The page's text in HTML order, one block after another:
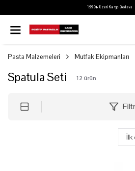
1.999₺ Üzeri Kargo Bedava
Pasta Malzemeleri Mutfak Ekipmanları
Spatula Seti 12 ürün
İlk